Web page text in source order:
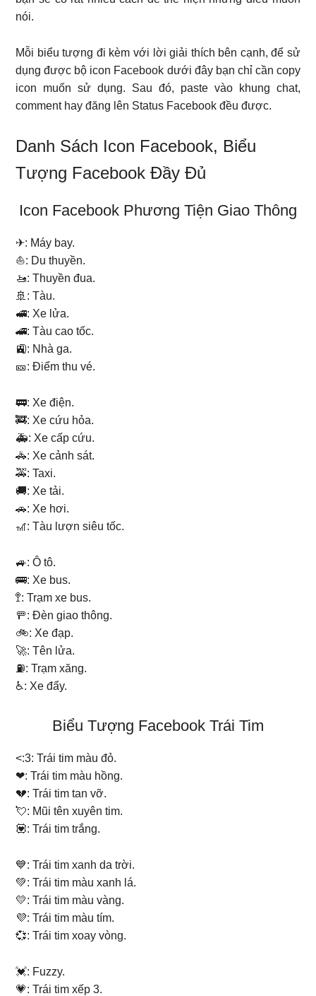
nói.
Mỗi biểu tượng đi kèm với lời giải thích bên cạnh, để sử
dụng được bộ icon Facebook dưới đây bạn chỉ cần copy
icon muốn sử dụng. Sau đó, paste vào khung chat,
comment hay đăng lên Status Facebook đều được.
Danh Sách Icon Facebook, Biểu
Tượng Facebook Đầy Đủ
Icon Facebook Phương Tiện Giao Thông
✈: Máy bay.
⛵: Du thuyền.
🚤: Thuyền đua.
🚢: Tàu.
🚅: Xe lửa.
🚄: Tàu cao tốc.
🚉: Nhà ga.
🎫: Điểm thu vé.
🚃: Xe điện.
🚒: Xe cứu hỏa.
🚑: Xe cấp cứu.
🚓: Xe cảnh sát.
🚕: Taxi.
🚚: Xe tải.
🚗: Xe hơi.
🎢: Tàu lượn siêu tốc.
🚙: Ô tô.
🚌: Xe bus.
🚏: Trạm xe bus.
🚥: Đèn giao thông.
🚲: Xe đạp.
🚀: Tên lửa.
⛽: Trạm xăng.
♿: Xe đẩy.
Biểu Tượng Facebook Trái Tim
<:3: Trái tim màu đỏ.
❤: Trái tim màu hồng.
💔: Trái tim tan vỡ.
💘: Mũi tên xuyên tim.
💟: Trái tim trắng.
💙: Trái tim xanh da trời.
💚: Trái tim màu xanh lá.
💛: Trái tim màu vàng.
💜: Trái tim màu tím.
💞: Trái tim xoay vòng.
💓: Fuzzy.
💗: Trái tim xếp 3.